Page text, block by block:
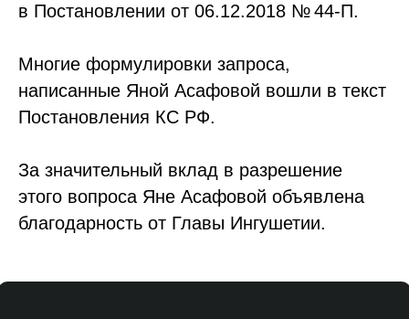
в Постановлении от 06.12.2018 № 44-П.
Многие формулировки запроса,
написанные Яной Асафовой вошли в текст
Постановления КС РФ.
За значительный вклад в разрешение
этого вопроса Яне Асафовой объявлена
благодарность от Главы Ингушетии.